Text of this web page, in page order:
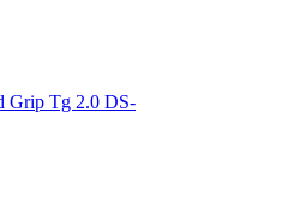
Grip Tg 2.0 DS-